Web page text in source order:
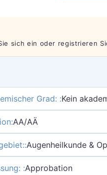
sich ein oder registrieren
Grad: :Kein
AA/AÄ
Augenheilkunde &
:Approbation